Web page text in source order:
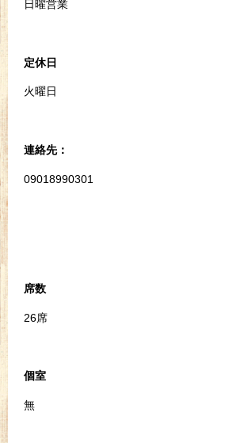
日曜営業
定休日
火曜日
連絡先：
09018990301
席数
26席
個室
無